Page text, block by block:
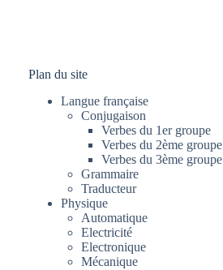
Plan du site
Langue française
Conjugaison
Verbes du 1er groupe
Verbes du 2ème groupe
Verbes du 3ème groupe
Grammaire
Traducteur
Physique
Automatique
Electricité
Electronique
Mécanique